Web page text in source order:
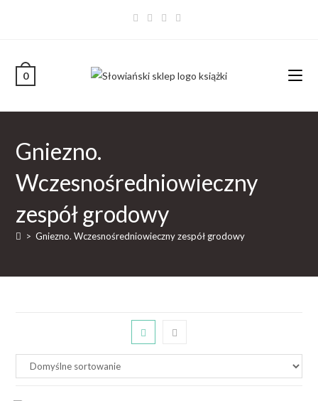
0
Gniezno.
Wczesnośredniowieczny
zespół grodowy
> Gniezno. Wczesnośredniowieczny zespół grodowy